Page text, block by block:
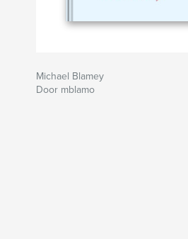
Michael Blamey
Door mblamo